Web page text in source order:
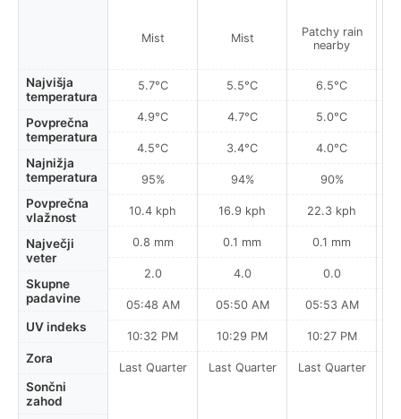
Najvišja
temperatura
Povprečna
temperatura
Najnižja
temperatura
Povprečna
vlažnost
Največji
veter
Skupne
padavine
UV indeks
Zora
Sončni
zahod
Mist
5.7°C
4.9°C
4.5°C
95%
10.4 kph
0.8 mm
2.0
05:48 AM
10:32 PM
Last Quarter
Mist
5.5°C
4.7°C
3.4°C
94%
16.9 kph
0.1 mm
4.0
05:50 AM
10:29 PM
Last Quarter
Patchy rain
nearby
6.5°C
5.0°C
4.0°C
90%
22.3 kph
0.1 mm
0.0
05:53 AM
10:27 PM
Last Quarter